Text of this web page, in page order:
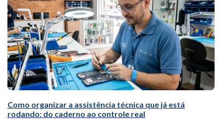
Como organizar a assistência técnica que já está
rodando: do caderno ao controle real